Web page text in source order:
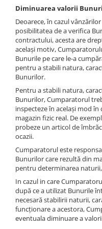
Diminuarea valorii
Deoarece, în cazul
posibilitatea de a verifica
contractului, acesta are
același motiv,
Bunurile pe care le-a
pentru a stabili natura,
Bunurilor.
Pentru a stabili natura,
Bunurilor, Cumparatorul
inspecteze în același mod
magazin fizic real. De
probeze un articol de
ocazii.
Cumparatorul este
Bunurilor care rezultă din
pentru determinarea
In cazul in care
după ce a utilizat Bunurile
necesară stabilirii naturii,
funcționare a acestora,
eventuala diminuare a